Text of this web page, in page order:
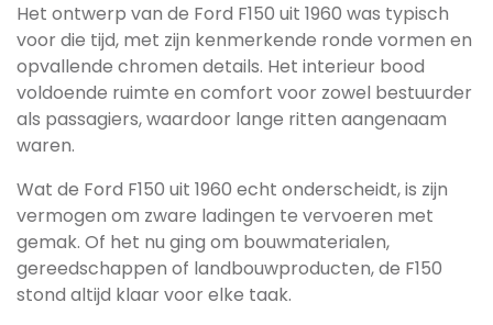
Het ontwerp van de Ford F150 uit 1960 was typisch
voor die tijd, met zijn kenmerkende ronde vormen en
opvallende chromen details. Het interieur bood
voldoende ruimte en comfort voor zowel bestuurder
als passagiers, waardoor lange ritten aangenaam
waren.
Wat de Ford F150 uit 1960 echt onderscheidt, is zijn
vermogen om zware ladingen te vervoeren met
gemak. Of het nu ging om bouwmaterialen,
gereedschappen of landbouwproducten, de F150
stond altijd klaar voor elke taak.